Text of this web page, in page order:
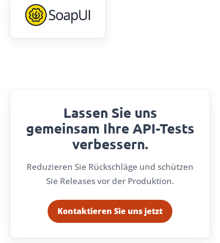
Lassen Sie uns
gemeinsam Ihre API-Tests
verbessern.
Reduzieren Sie Rückschläge und schützen
Sie Releases vor der Produktion.
Kontaktieren Sie uns jetzt